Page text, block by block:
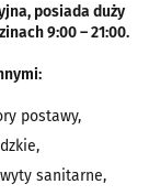
posiada duży
9:00 – 21:00.
postawy,
sanitarne,